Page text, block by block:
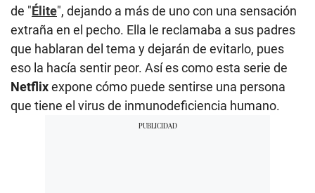
de "Élite", dejando a más de uno con una sensación
extraña en el pecho. Ella le reclamaba a sus padres
que hablaran del tema y dejarán de evitarlo, pues
eso la hacía sentir peor. Así es como esta serie de
Netflixexpone cómo puede sentirse una persona
que tiene el virus de inmunodeficiencia humano.